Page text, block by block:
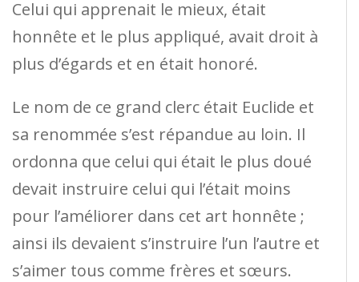
Celui qui apprenait le mieux, était
honnête et le plus appliqué, avait droit à
plus d’égards et en était honoré.
Le nom de ce grand clerc était Euclide et
sa renommée s’est répandue au loin. Il
ordonna que celui qui était le plus doué
devait instruire celui qui l’était moins
pour l’améliorer dans cet art honnête ;
ainsi ils devaient s’instruire l’un l’autre et
s’aimer tous comme frères et sœurs.